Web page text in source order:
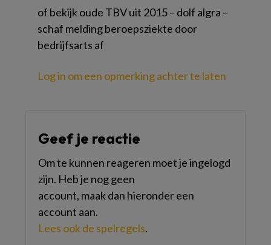
of bekijk oude TBV uit 2015 – dolf algra –
schaf melding beroepsziekte door
bedrijfsarts af
Log in om een opmerking achter te laten
Geef je reactie
Om te kunnen reageren moet je ingelogd
zijn. Heb je nog geen
account, maak dan hieronder een
account aan.
Lees ook de spelregels.